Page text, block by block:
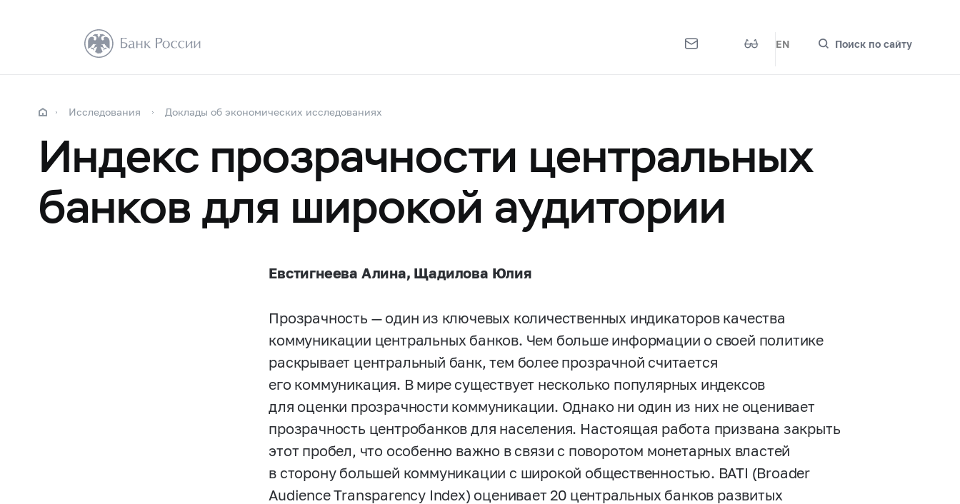
EN Поиск по сайту
Исследования Доклады об экономических исследованиях
Индекс прозрачности центральных
банков для широкой аудитории
Евстигнеева Алина, Щадилова Юлия
Прозрачность — один из ключевых количественных индикаторов качества
коммуникации центральных банков. Чем больше информации о своей политике
раскрывает центральный банк, тем более прозрачной считается
его коммуникация. В мире существует несколько популярных индексов
для оценки прозрачности коммуникации. Однако ни один из них не оценивает
прозрачность центробанков для населения. Настоящая работа призвана закрыть
этот пробел, что особенно важно в связи с поворотом монетарных властей
в сторону большей коммуникации с широкой общественностью. BATI (Broader
Audience Transparency Index) оценивает 20 центральных банков развитых